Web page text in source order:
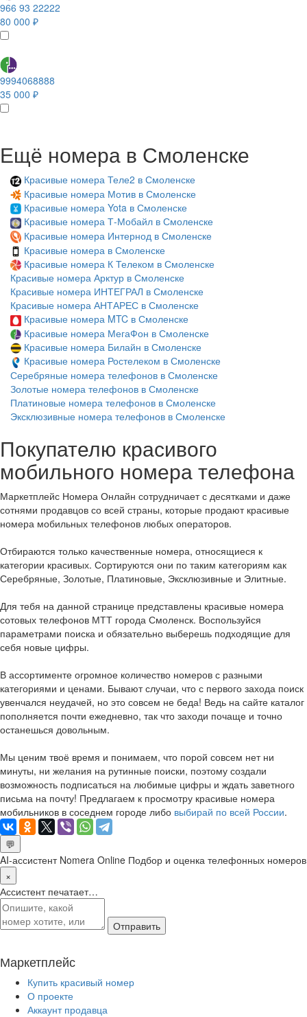
966 93 22222
80 000 ₽
9994068888
35 000 ₽
Ещё номера в Смоленске
Красивые номера Теле2 в Смоленске
Красивые номера Мотив в Смоленске
Красивые номера Yota в Смоленске
Красивые номера Т-Мобайл в Смоленске
Красивые номера Интернод в Смоленске
Красивые номера в Смоленске
Красивые номера К Телеком в Смоленске
Красивые номера Арктур в Смоленске
Красивые номера ИНТЕГРАЛ в Смоленске
Красивые номера АНТАРЕС в Смоленске
Красивые номера MTC в Смоленске
Красивые номера МегаФон в Смоленске
Красивые номера Билайн в Смоленске
Красивые номера Ростелеком в Смоленске
Серебряные номера телефонов в Смоленске
Золотые номера телефонов в Смоленске
Платиновые номера телефонов в Смоленске
Эксклюзивные номера телефонов в Смоленске
Покупателю красивого
мобильного номера телефона
Маркетплейс Номера Онлайн сотрудничает с десятками и даже
сотнями продавцов со всей страны, которые продают красивые
номера мобильных телефонов любых операторов.
Отбираются только качественные номера, относящиеся к
категории красивых. Сортируются они по таким категориям как
Серебряные, Золотые, Платиновые, Эксклюзивные и Элитные.
Для тебя на данной странице представлены красивые номера
сотовых телефонов МТТ города Смоленск. Воспользуйся
параметрами поиска и обязательно выберешь подходящие для
себя новые цифры.
В ассортименте огромное количество номеров с разными
категориями и ценами. Бывают случаи, что с первого захода поиск
увенчался неудачей, но это совсем не беда! Ведь на сайте каталог
пополняется почти ежедневно, так что заходи почаще и точно
останешься довольным.
Мы ценим твоё время и понимаем, что порой совсем нет ни
минуты, ни желания на рутинные поиски, поэтому создали
возможность подписаться на любимые цифры и ждать заветного
письма на почту! Предлагаем к просмотру красивые номера
мобильников в соседнем городе либо выбирай по всей России.
💬
AI-ассистент Nomera Online Подбор и оценка телефонных номеров
×
Ассистент печатает…
Отправить
Маркетплейс
Купить красивый номер
О проекте
Аккаунт продавца